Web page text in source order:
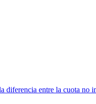
entre la cuota no